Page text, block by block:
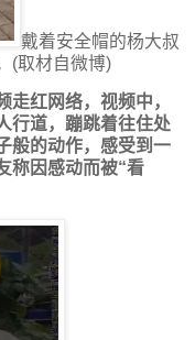
戴着安全帽的杨大叔
(取材自微博)
走红网络，视频中，
行道，蹦跳着往住处
般的动作，感受到一
称因感动而被“看